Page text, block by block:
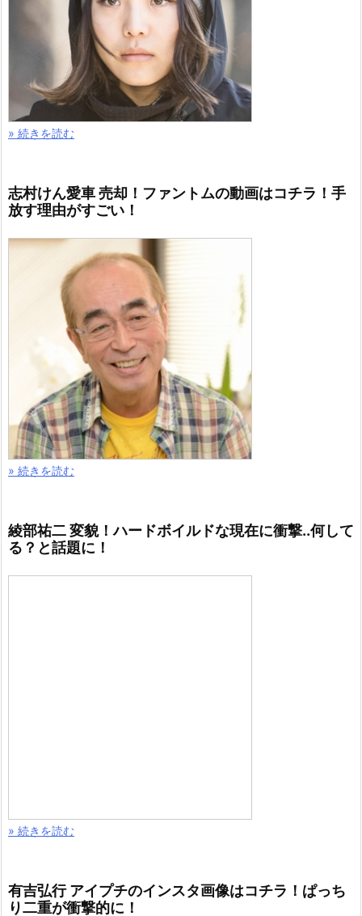
» 続きを読む
志村けん愛車 売却！ファントムの動画はコチラ！手
放す理由がすごい！
» 続きを読む
綾部祐二 変貌！ハードボイルドな現在に衝撃..何して
る？と話題に！
» 続きを読む
有吉弘行 アイプチのインスタ画像はコチラ！ぱっち
り二重が衝撃的に！